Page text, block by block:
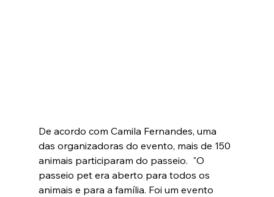
De acordo com Camila Fernandes, uma
das organizadoras do evento, mais de 150
animais participaram do passeio.  "O
passeio pet era aberto para todos os
animais e para a família. Foi um evento